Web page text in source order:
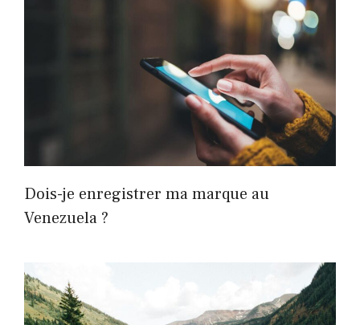
Dois-je enregistrer ma marque au
Venezuela ?